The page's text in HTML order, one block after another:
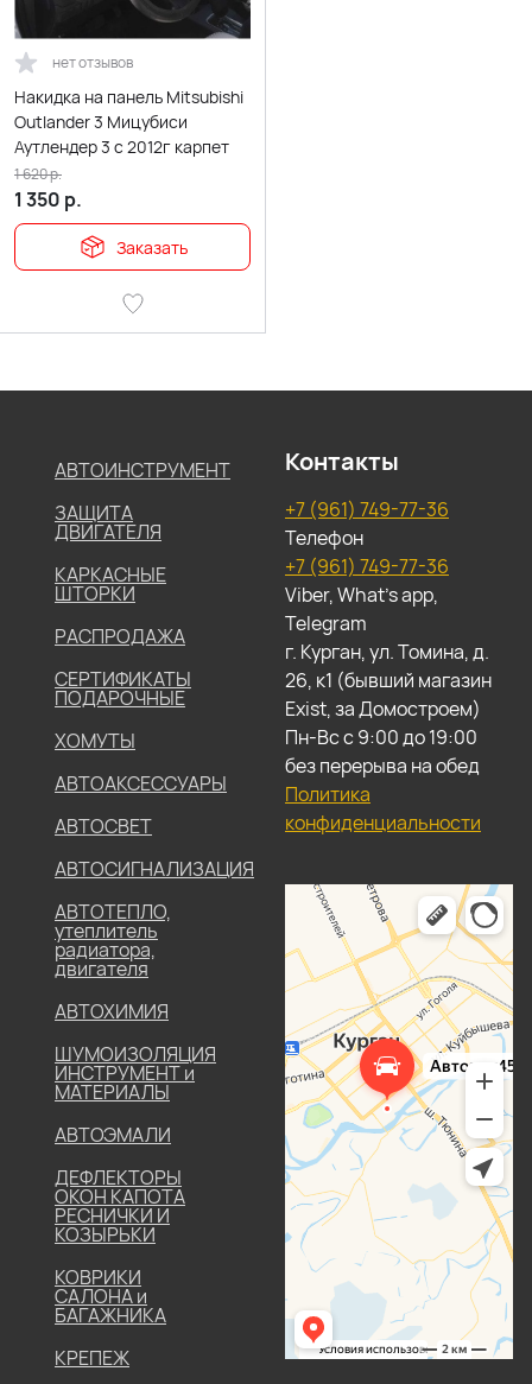
нет отзывов
Накидка на панель Mitsubishi
Outlander 3 Мицубиси
Аутлендер 3 с 2012г карпет
1 350 р.
1 620р.
Заказать
АВТОИНСТРУМЕНТ
ЗАЩИТА
ДВИГАТЕЛЯ
КАРКАСНЫЕ
ШТОРКИ
РАСПРОДАЖА
СЕРТИФИКАТЫ
ПОДАРОЧНЫЕ
ХОМУТЫ
АВТОАКСЕССУАРЫ
АВТОСВЕТ
АВТОСИГНАЛИЗАЦИЯ
АВТОТЕПЛО,
утеплитель
радиатора,
двигателя
АВТОХИМИЯ
ШУМОИЗОЛЯЦИЯ
ИНСТРУМЕНТ и
МАТЕРИАЛЫ
АВТОЭМАЛИ
ДЕФЛЕКТОРЫ
ОКОН КАПОТА
РЕСНИЧКИ И
КОЗЫРЬКИ
КОВРИКИ
САЛОНА и
БАГАЖНИКА
КРЕПЕЖ
Контакты
+7 (961) 749-77-36
Телефон
+7 (961) 749-77-36
Viber, What's app,
Telegram
г. Курган, ул. Томина, д.
26, к1 (бывший магазин
Exist, за Домостроем)
Пн-Вс с 9:00 до 19:00
без перерыва на обед
Политика
конфиденциальности